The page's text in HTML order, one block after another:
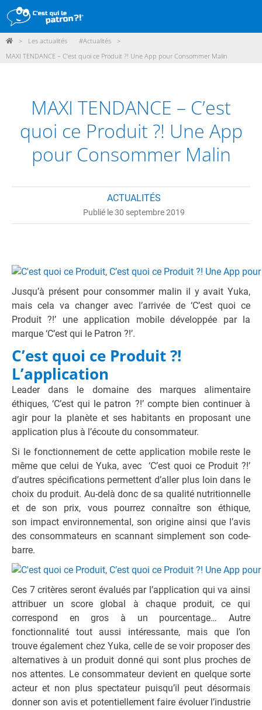
DÉMARCHE
POINTS DE VENTE
PARTICIPER
> Les actualités #Actualités
>
MAXI TENDANCE – C’est quoi ce Produit ?! Une App pour Consommer Malin
MAXI TENDANCE – C’est
quoi ce Produit ?! Une App
pour Consommer Malin
ACTUALITÉS
Publié le 30 septembre 2019
Jusqu’à présent pour consommer malin il y avait Yuka,
mais cela va changer avec l’arrivée de ‘C’est quoi ce
Produit ?!’ une application mobile développée par la
marque ‘C’est qui le Patron ?!’.
C’est quoi ce Produit ?!
L’application
Leader dans le domaine des marques alimentaire
éthiques, ‘C’est qui le patron ?!’ compte bien continuer à
agir pour la planète et ses habitants en proposant une
application plus à l’écoute du consommateur.
Si le fonctionnement de cette application mobile reste le
même que celui de Yuka, avec
‘C’est quoi ce Produit ?!’
d’autres spécifications permettent d’aller plus loin dans le
choix du produit. Au-delà donc de sa qualité nutritionnelle
et de son prix, vous pourrez connaître son éthique,
son impact environnemental, son origine ainsi que l’avis
des consommateurs en scannant simplement son code-
barre.
Ces 7 critères seront évalués par l’application qui va ainsi
attribuer un score global à chaque produit, ce qui
correspond en gros à un pourcentage… Autre
fonctionnalité tout aussi intéressante, mais que l’on
trouve également chez Yuka, celle de se voir proposer des
alternatives à un produit donné qui sont plus proches de
nos attentes. Le consommateur devient en quelque sorte
acteur et non plus spectateur puisqu’il peut désormais
donner son avis et potentiellement faire évoluer l’industrie